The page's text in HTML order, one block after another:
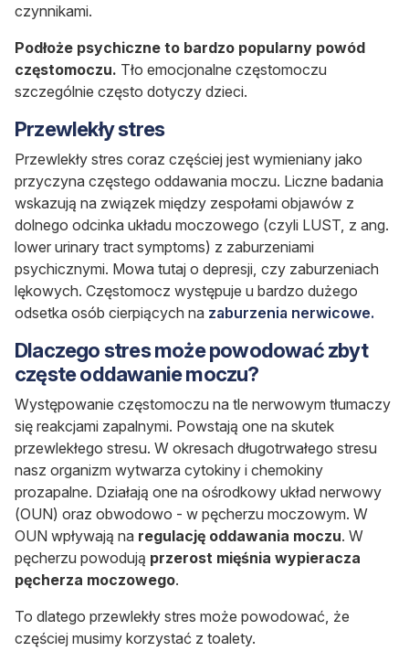
czynnikami.
Podłoże psychiczne to bardzo popularny powód
częstomoczu. Tło emocjonalne częstomoczu
szczególnie często dotyczy dzieci.
Przewlekły stres
Przewlekły stres coraz częściej jest wymieniany jako
przyczyna częstego oddawania moczu. Liczne badania
wskazują na związek między zespołami objawów z
dolnego odcinka układu moczowego (czyli LUST, z ang.
lower urinary tract symptoms) z zaburzeniami
psychicznymi. Mowa tutaj o depresji, czy zaburzeniach
lękowych. Częstomocz występuje u bardzo dużego
odsetka osób cierpiących na zaburzenia nerwicowe.
Dlaczego stres może powodować zbyt
częste oddawanie moczu?
Występowanie częstomoczu na tle nerwowym tłumaczy
się reakcjami zapalnymi. Powstają one na skutek
przewlekłego stresu. W okresach długotrwałego stresu
nasz organizm wytwarza cytokiny i chemokiny
prozapalne. Działają one na ośrodkowy układ nerwowy
(OUN) oraz obwodowo - w pęcherzu moczowym. W
OUN wpływają na regulację oddawania moczu. W
pęcherzu powodują przerost mięśnia wypieracza
pęcherza moczowego.
To dlatego przewlekły stres może powodować, że
częściej musimy korzystać z toalety.